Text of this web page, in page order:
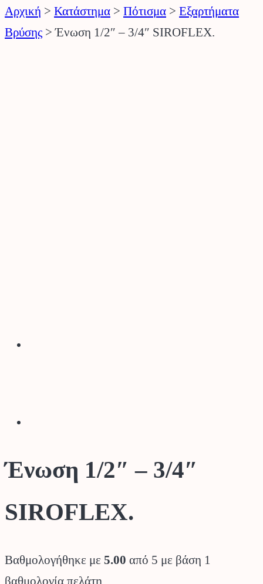
Αρχική > Κατάστημα > Πότισμα > Εξαρτήματα
Βρύσης >Ένωση 1/2″ – 3/4″ SIROFLEX.
Ένωση 1/2″ – 3/4″
SIROFLEX.
Βαθμολογήθηκε με 5.00 από 5 με βάση 1
βαθμολογία πελάτη